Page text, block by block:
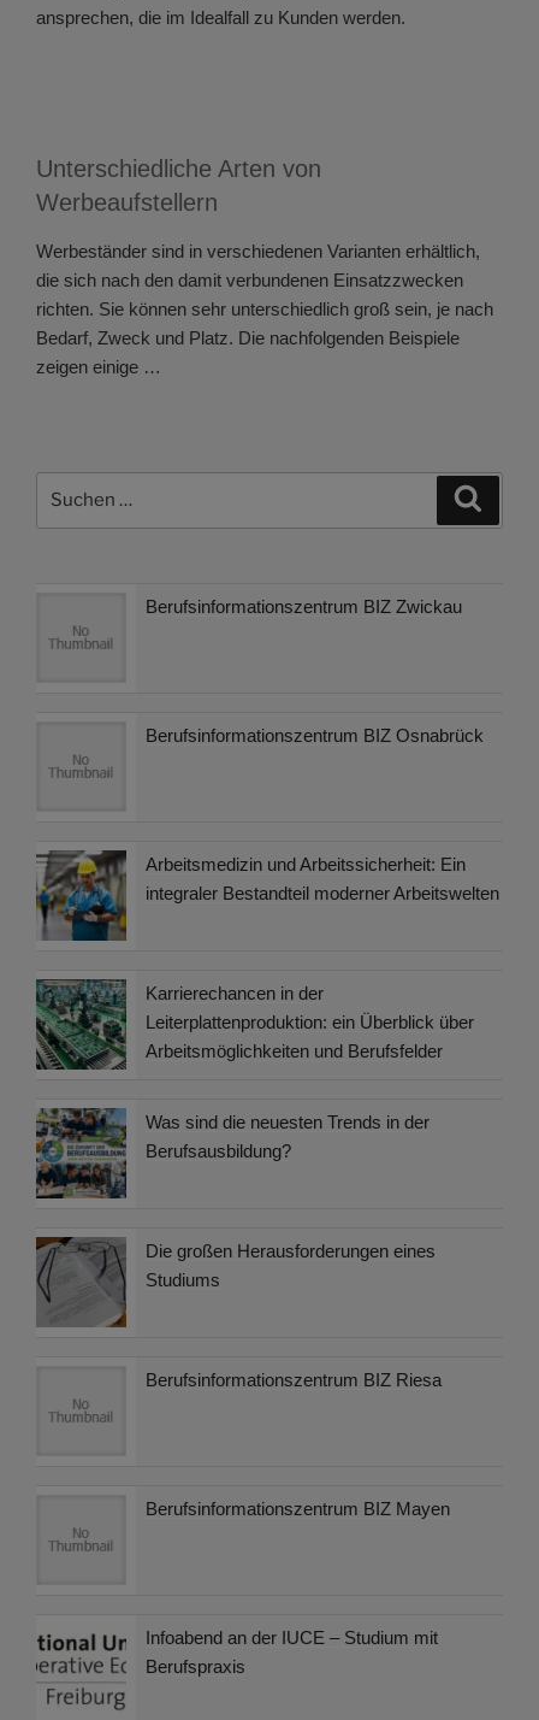
ansprechen, die im Idealfall zu Kunden werden.
Unterschiedliche Arten von
Werbeaufstellern
Werbeständer sind in verschiedenen Varianten erhältlich,
die sich nach den damit verbundenen Einsatzzwecken
richten. Sie können sehr unterschiedlich groß sein, je nach
Bedarf, Zweck und Platz. Die nachfolgenden Beispiele
zeigen einige …
Berufsinformationszentrum BIZ Zwickau
Berufsinformationszentrum BIZ Osnabrück
Arbeitsmedizin und Arbeitssicherheit: Ein
integraler Bestandteil moderner Arbeitswelten
Karrierechancen in der
Leiterplattenproduktion: ein Überblick über
Arbeitsmöglichkeiten und Berufsfelder
Was sind die neuesten Trends in der
Berufsausbildung?
Die großen Herausforderungen eines
Studiums
Berufsinformationszentrum BIZ Riesa
Berufsinformationszentrum BIZ Mayen
Infoabend an der IUCE – Studium mit
Berufspraxis